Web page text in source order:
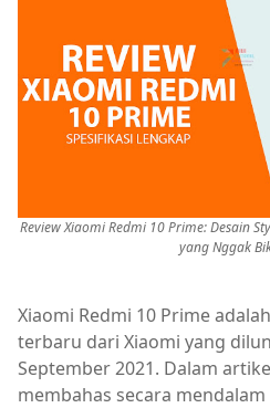
Review Xiaomi Redmi 10 Prime: Desain
yang Nggak
Xiaomi Redmi 10 Prime
terbaru dari Xiaomi yang
September 2021. Dalam
membahas secara